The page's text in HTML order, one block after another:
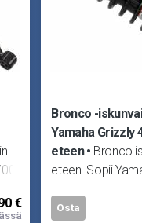
€
Bronco -
Yamaha Grizzly
eteen
Bronco
eteen. Sopii
10, Grizzly 350
Osta